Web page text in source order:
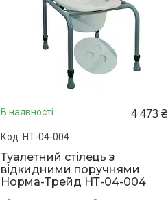
В наявності 4 473 ₴
НТ-04-004
Туалетний стілець з
відкидними поручнями
Норма-Трейд НТ-04-004